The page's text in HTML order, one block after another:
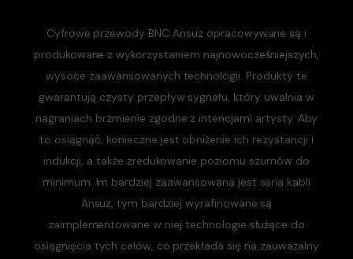
Cyfrowe przewody BNC Ansuz opracowywane są i
produkowane z wykorzystaniem najnowocześniejszych,
wysoce zaawansowanych technologii. Produkty te
gwarantują czysty przepływ sygnału, który uwalnia w
nagraniach brzmienie zgodne z intencjami artysty. Aby
to osiągnąć, konieczne jest obniżenie ich rezystancji i
indukcji, a także zredukowanie poziomu szumów do
minimum. Im bardziej zaawansowana jest seria kabli
Ansuz, tym bardziej wyrafinowane są
zaimplementowane w niej technologie służące do
osiągnięcia tych celów, co przekłada się na zauważalny